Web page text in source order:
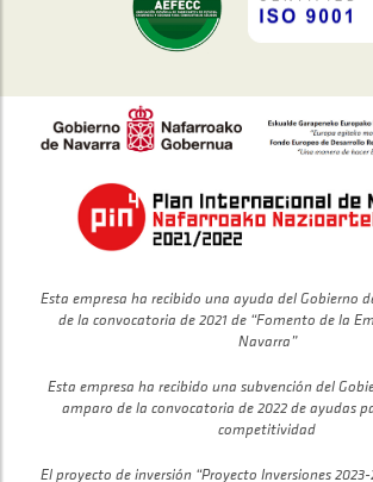
Esta empresa ha recibido una ayuda del Gobierno
de la convocatoria de 2021 de “Fomento de la
Navarra”
Esta empresa ha recibido una subvención del
amparo de la convocatoria de 2022 de ayudas
competitividad
El proyecto de inversión “Proyecto Inversiones 2023-